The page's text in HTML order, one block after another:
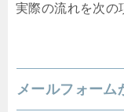
実際の流れを次の
メールフォーム